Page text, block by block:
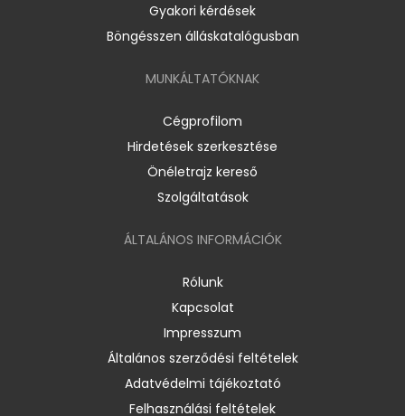
Gyakori kérdések
Böngésszen álláskatalógusban
MUNKÁLTATÓKNAK
Cégprofilom
Hirdetések szerkesztése
Önéletrajz kereső
Szolgáltatások
ÁLTALÁNOS INFORMÁCIÓK
Rólunk
Kapcsolat
Impresszum
Általános szerződési feltételek
Adatvédelmi tájékoztató
Felhasználási feltételek